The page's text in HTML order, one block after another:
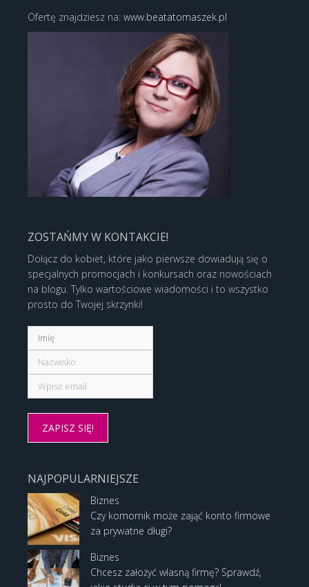
Ofertę znajdziesz na: www.beatatomaszek.pl
ZOSTAŃMY W KONTAKCIE!
Dołącz do kobiet, które jako pierwsze dowiadują się o
specjalnych promocjach i konkursach oraz nowościach
na blogu. Tylko wartościowe wiadomości i to wszystko
prosto do Twojej skrzynki!
NAJPOPULARNIEJSZE
Biznes
Czy komornik może zająć konto firmowe
za prywatne długi?
Biznes
Chcesz założyć własną firmę? Sprawdź,